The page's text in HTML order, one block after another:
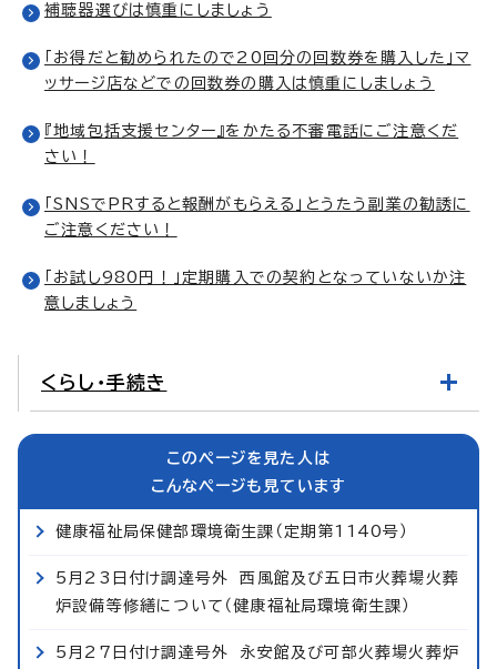
補聴器選びは慎重にしましょう
「お得だと勧められたので20回分の回数券を購入した」マ
ッサージ店などでの回数券の購入は慎重にしましょう
『地域包括支援センター』をかたる不審電話にご注意くだ
さい！
「SNSでPRすると報酬がもらえる」とうたう副業の勧誘に
ご注意ください！
「お試し980円！」定期購入での契約となっていないか注
意しましょう
くらし・手続き
このページを見た人は
こんなページも見ています
健康福祉局保健部環境衛生課（定期第1140号）
5月23日付け調達号外 西風館及び五日市火葬場火葬
炉設備等修繕について（健康福祉局環境衛生課）
5月27日付け調達号外 永安館及び可部火葬場火葬炉